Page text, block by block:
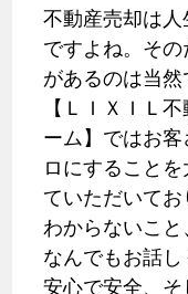
不動産売却は
ですよね。そ
があるのは当然
【ＬＩＸＩＬ
ーム】ではお
ロにすること
ていただいてお
わからないこ
なんでもお話し
安心で安全、